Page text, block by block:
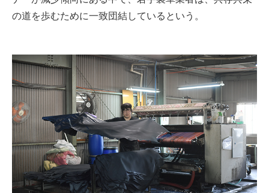
の道を歩むために一致団結しているという。